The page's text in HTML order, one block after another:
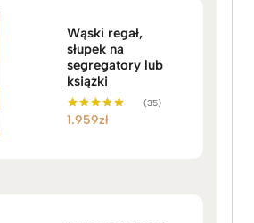
Wąski regał,
słupek na
segregatory lub
książki
Oceniono
(35)
1.959zł